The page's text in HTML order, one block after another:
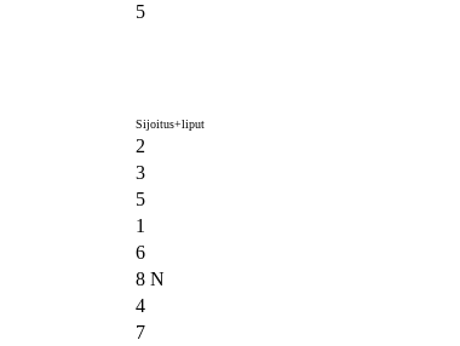
5
Sijoitus+liput
2
3
5
1
6
8 N
4
7